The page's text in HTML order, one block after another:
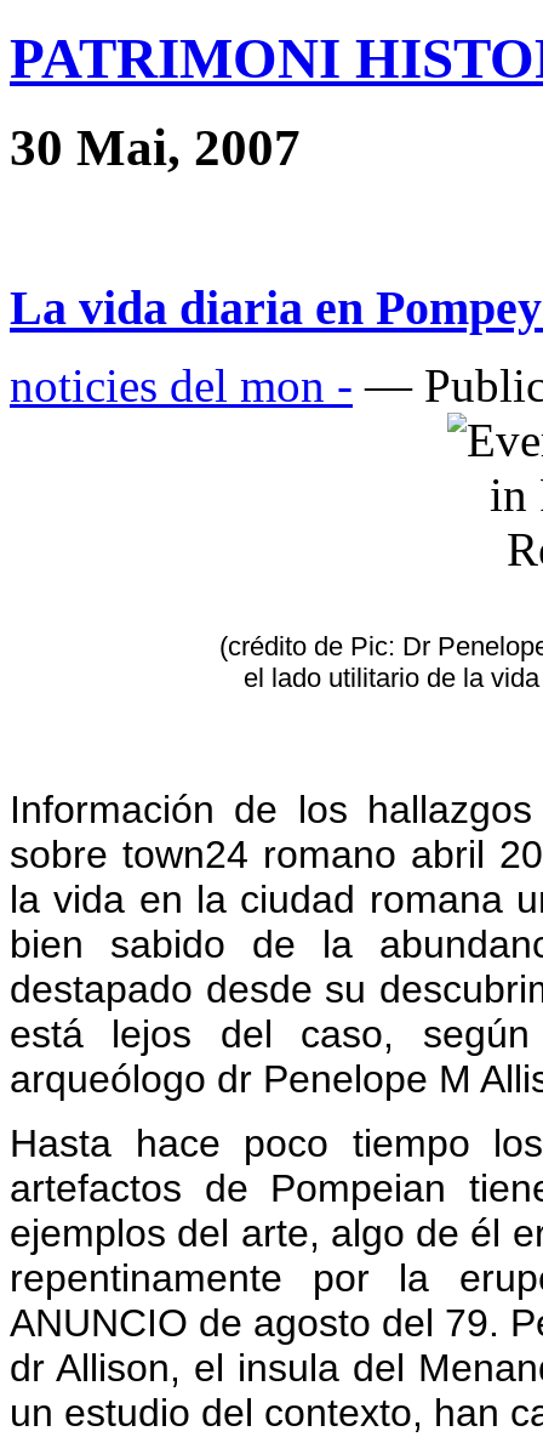
PATRIMONI
30 Mai, 2007
La vida diaria en
noticies del mon - —
(crédito de Pic: Dr
el lado utilitario de la
Información de los
sobre town24 romano abril
la vida en la ciudad romana
bien sabido de la
destapado desde su
está lejos del caso,
arqueólogo dr Penelope M
Hasta hace poco tiempo
artefactos de Pompeian
ejemplos del arte, algo de él
repentinamente por la
ANUNCIO de agosto del 79.
dr Allison, el insula del
un estudio del contexto, han